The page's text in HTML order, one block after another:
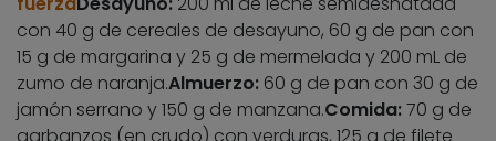
con 40 g de cereales de desayuno, 60 g de pan con
15 g de margarina y 25 g de mermelada y 200 mL de
zumo de naranja.Almuerzo: 60 g de pan con 30 g de
jamón serrano y 150 g de manzana.Comida:70 g de